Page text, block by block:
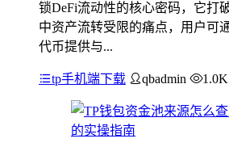
锁DeFi流动性的核心密码，它打
中资产流转受限的痛点，用户可
代币提供与...
tp手机端下载 qbadmin 1.0K